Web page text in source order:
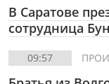
В Саратове
сотрудница
09:57